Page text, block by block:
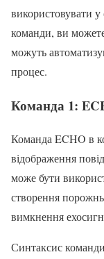
використовувати
команди, ви
можуть
процес.
Команда 1:
Команда ECHO в
відображення
може бути
створення
вимкнення
Синтаксис